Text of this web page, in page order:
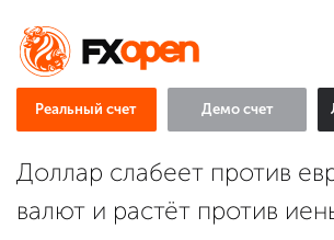
Реальный счет Демо счет
Доллар слабеет против
валют и растёт против